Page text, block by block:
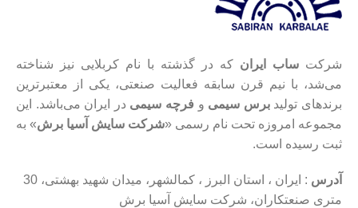
شرکت ساب ایران که در گذشته با نام کربلایی نیز شناخته
می‌شد، با نیم قرن سابقه فعالیت صنعتی، یکی از معتبرترین
برندهای تولیدبرس سیمی و فرچه سیمی در ایران می‌باشد. این
مجموعه امروزه تحت نام رسمی «شرکت سایش آسیا برش» به
ثبت رسیده است.
آدرس
: ایران ، استان البرز ، کمالشهر، میدان شهید بهشتی، 30
متری صنعتکاران، شرکت سایش آسیا برش